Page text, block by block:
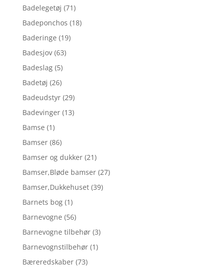
Badelegetøj (71)
Badeponchos (18)
Baderinge (19)
Badesjov (63)
Badeslag (5)
Badetøj (26)
Badeudstyr (29)
Badevinger (13)
Bamse (1)
Bamser (86)
Bamser og dukker (21)
Bamser,Bløde bamser (27)
Bamser,Dukkehuset (39)
Barnets bog (1)
Barnevogne (56)
Barnevogne tilbehør (3)
Barnevognstilbehør (1)
Bæreredskaber (73)